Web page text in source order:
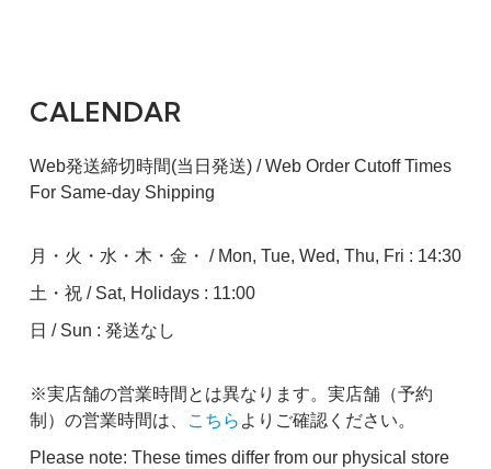
CALENDAR
Web発送締切時間(当日発送) / Web Order Cutoff Times
For Same-day Shipping
月・火・水・木・金・ / Mon, Tue, Wed, Thu, Fri : 14:30
土・祝 / Sat, Holidays : 11:00
日 / Sun : 発送なし
※実店舗の営業時間とは異なります。実店舗（予約
制）の営業時間は、
こちら よりご確認ください。
Please note: These times differ from our physical store